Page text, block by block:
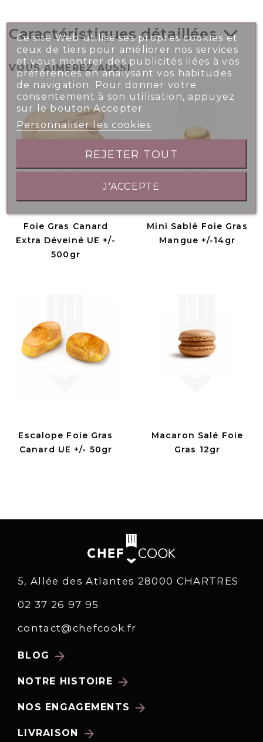
Caractéristiques détaillées
VOUS AIMEREZ AUSSI
Foie Gras Canard
Extra Déveiné UE +/-
500gr
Mini Sablé Foie Gras
Mangue +/-14gr
Escalope Foie Gras
Canard UE +/- 50gr
Macaron Salé Foie
Gras 12gr
5, Allée des Atlantes 28000 CHARTRES
02 37 26 97 95
contact@chefcook.fr
BLOG arrow_forward
NOTRE HISTOIRE arrow_forward
NOS ENGAGEMENTS arrow_forward
LIVRAISON arrow_forward
Ce site Web utilise ses propres cookies et
ceux de tiers pour améliorer nos services
et vous montrer des publicités liées à vos
préférences en analysant vos habitudes
de navigation. Pour donner votre
consentement à son utilisation, appuyez
sur le bouton Accepter.
Personnaliser les cookies
REJETER TOUT
J'ACCEPTE